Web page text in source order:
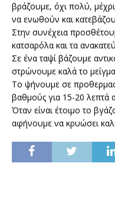
βράζουμε, όχι πολύ, μέχρι
να ενωθούν και
Στην συνέχεια
κατσαρόλα και τα
Σε ένα ταψί βάζουμε
στρώνουμε καλά το
Το ψήνουμε σε
βαθμούς για 15-20 λεπτά
Όταν είναι έτοιμο το
αφήνουμε να κρυώσει